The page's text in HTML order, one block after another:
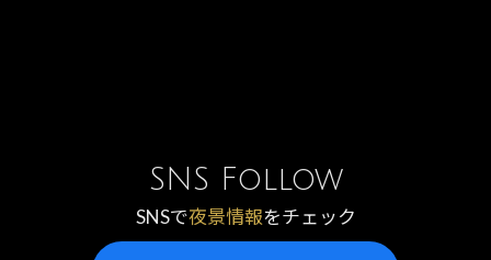
SNS Follow
SNSで夜景情報をチェック